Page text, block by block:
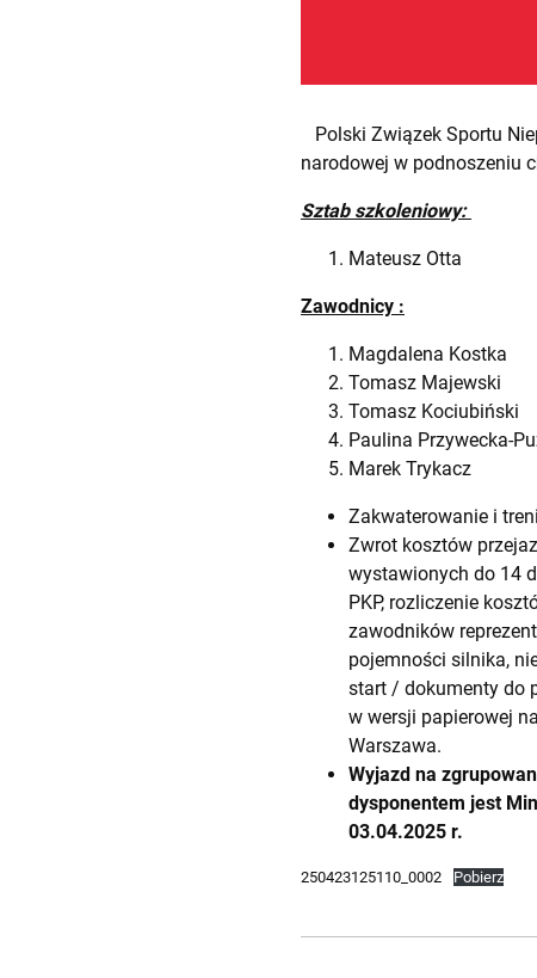
Polski Związek Sportu
narodowej w podnoszeniu
Sztab szkoleniowy:
Mateusz
Zawodnicy :
Magdalena
Tomasz
Tomasz
Paulina
Marek
Zakwaterowanie i
Zwrot kosztów
wystawionych do 14
PKP, rozliczenie
zawodników
pojemności silnika,
start / dokumenty do
w wersji papierowej
Warszawa.
Wyjazd na
dysponentem jest
03.04.2025 r.
250423125110_0002 Pobierz